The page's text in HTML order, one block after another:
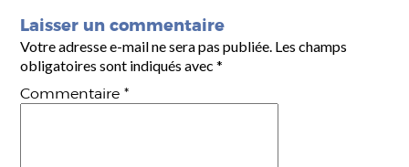
Laisser un commentaire
Votre adresse e-mail ne sera pas publiée. Les champs
obligatoires sont indiqués avec*
Commentaire*